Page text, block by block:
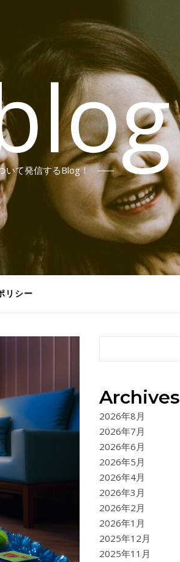
いて発信するBlog！
リシー
Archives
2026年8月
2026年7月
2026年6月
2026年5月
2026年4月
2026年3月
2026年2月
2026年1月
2025年12月
2025年11月